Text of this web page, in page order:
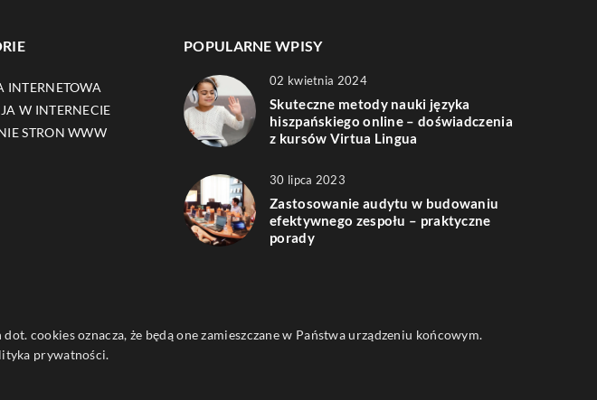
INTERNETOWA
W INTERNECIE
STRON WWW
POPULARNE WPISY
02 kwietnia 2024
Skuteczne metody nauki języka
hiszpańskiego online – doświadczenia
z kursów Virtua Lingua
30 lipca 2023
Zastosowanie audytu w budowaniu
efektywnego zespołu – praktyczne
porady
cookies oznacza, że będą one zamieszczane w Państwa urządzeniu końcowym.
prywatności.